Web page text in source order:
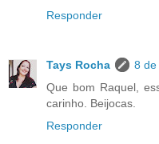
Responder
Tays Rocha
8 de
Que bom Raquel,
carinho. Beijocas.
Responder